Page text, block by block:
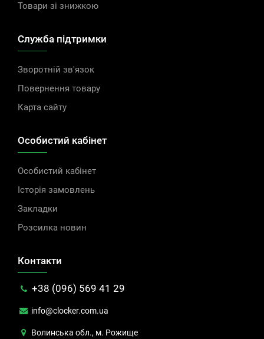
Товари зі знижкою
Служба підтримки
Зворотній зв'язок
Повернення товару
Карта сайту
Особистий кабінет
Особистий кабінет
Історія замовлень
Закладки
Розсилка новин
Контакти
+38 (096) 569 41 29
info@clocker.com.ua
Волинська обл., м. Рожище